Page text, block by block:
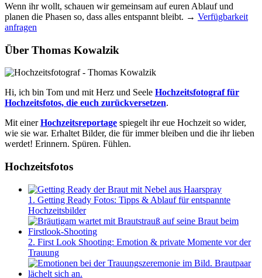
Wenn ihr wollt, schauen wir gemeinsam auf euren Ablauf und
planen die Phasen so, dass alles entspannt bleibt. → Verfügbarkeit
anfragen
Über Thomas Kowalzik
Hi, ich bin Tom und mit Herz und Seele Hochzeitsfotograf für
Hochzeitsfotos, die euch zurückversetzen.
Mit einerHochzeitsreportage spiegelt ihr eue Hochzeit so wider,
wie sie war. Erhaltet Bilder, die für immer bleiben und die ihr lieben
werdet! Erinnern. Spüren. Fühlen.
Hochzeitsfotos
1. Getting Ready Fotos: Tipps & Ablauf für entspannte
Hochzeitsbilder
2. First Look Shooting: Emotion & private Momente vor der
Trauung